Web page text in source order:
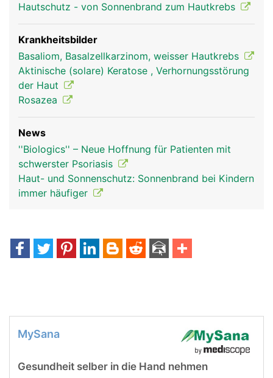
Hautschutz - von Sonnenbrand zum Hautkrebs
Krankheitsbilder
Basaliom, Basalzellkarzinom, weisser Hautkrebs
Aktinische (solare) Keratose , Verhornungsstörung
der Haut
Rosazea
News
''Biologics'' – Neue Hoffnung für Patienten mit
schwerster Psoriasis
Haut- und Sonnenschutz: Sonnenbrand bei Kindern
immer häufiger
MySana
Gesundheit selber in die Hand nehmen